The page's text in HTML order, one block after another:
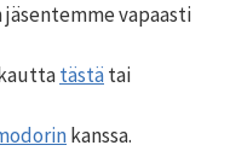
vapaasti
tästätai
kanssa.